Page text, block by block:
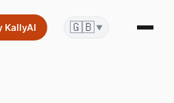
KallyAI 🇬🇧 ▼